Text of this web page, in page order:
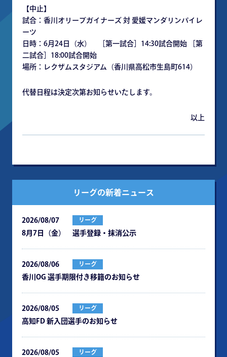
【中⽌】
試合：⾹川オリーブガイナーズ 対 愛媛マンダリンパイレ
ーツ
⽇時：6⽉24⽇（⽔） ［第⼀試合］14:30試合開始 ［第
⼆試合］18:00試合開始
場所：レクザムスタジアム（⾹川県⾼松市⽣島町614）
代替⽇程は決定次第お知らせいたします。
以上
リーグの新着ニュース
2026/08/07 リーグ
8月7日（金） 選手登録・抹消公示
2026/08/06 リーグ
⾹川OG 選⼿期限付き移籍のお知らせ
2026/08/05 リーグ
⾼知FD 新⼊団選⼿のお知らせ
2026/08/05 リーグ